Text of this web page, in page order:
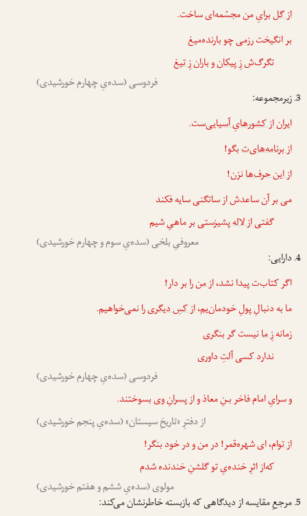
از گلبرایِ من مجسّمه‌ای ساخت.
بر انگیخت رزمی چو بارنده‌میغ
تگرگ‌شزِ پیکانو بارانزِ تیغ
فردوسی (سده‌یِ چهارم خورشیدی)
زیرمجموعه:
ایراناز کشورهایِ آسیایی‌ست.
از برنامه‌های‌تبگو!
از این حرف‌هانزن!
می بر آن ساعدش از ساتگنی سایه فکند
گفتیاز لالهپشیزستی بر ماهیِ شیم
معروفیِ بلخی (سده‌یِ سوم و چهارم خورشیدی)
دارایی:
اگر کتاب‌ت پیدا نشد،از منرا بر دار!
ما به دنبالِ پولِ خودمان‌یم،از کسِ دیگریرا نمی‌خواهیم.
زمانهزِ مانیست گر بنگری
ندارد کسی آلتِ داوری
فردوسی (سده‌یِ چهارم خورشیدی)
و سرایِ امام فاخر بـنِ معاذ واز پسرانِ ویبسوختند.
از دفترِ «تاریخِ سیستان» (سده‌یِ پنجم خورشیدی)
از توام، ای شهره‌قمر! در من و در خود بنگر!
که‌از اثرِ خنده‌یِ تو گلشنِ خندنده شدم
مولوی (سده‌یِ ششم و هفتم خورشیدی)
مرجعِ مقایسه از دیدگاهی که بازبسته خاطرنشان می‌کند: